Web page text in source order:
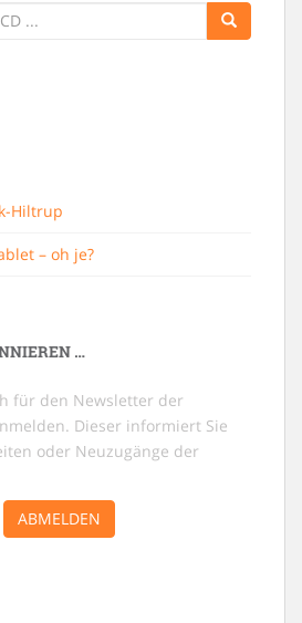
Hiltrup
– oh je?
…
für den Newsletter der
Dieser informiert Sie
oder Neuzugänge der
ABMELDEN